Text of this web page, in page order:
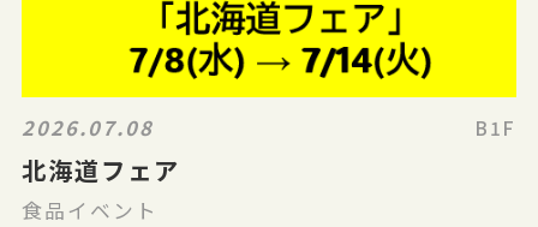
2026.07.08 B1F
北海道フェア
食品イベント